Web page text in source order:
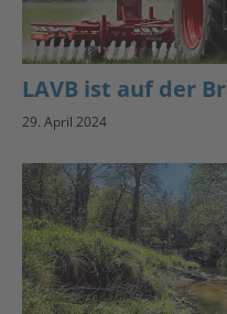
LAVB ist auf der
29. April 2024